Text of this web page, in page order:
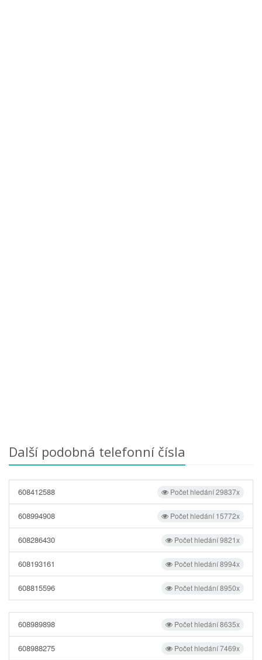
Další podobná telefonní čísla
Počet hledání 29837x
608412588
Počet hledání 15772x
608994908
Počet hledání 9821x
608286430
Počet hledání 8994x
608193161
Počet hledání 8950x
608815596
Počet hledání 8635x
608989898
Počet hledání 7469x
608988275